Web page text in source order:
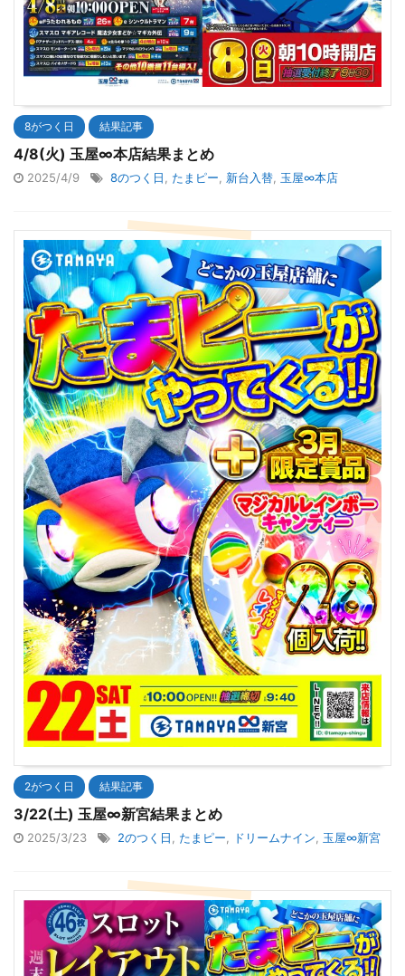
8がつく日 結果記事
4/8(火) 玉屋∞本店結果まとめ
2025/4/9 8のつく日 たまピー 新台入替 玉屋∞本店
2がつく日 結果記事
3/22(土) 玉屋∞新宮結果まとめ
2025/3/23 2のつく日 たまピー ドリームナイン 玉屋∞新宮